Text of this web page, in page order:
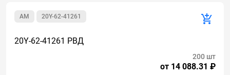
20Y-62-41261
AM
20Y-62-41261 РВД
от 14 088.31 ₽
200 шт